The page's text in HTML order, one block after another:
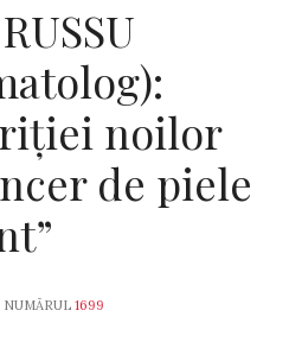
noilor
de piele
NUMĂRUL 1699